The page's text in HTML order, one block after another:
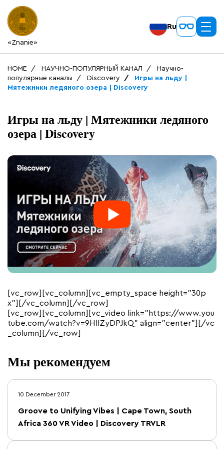
«Znanie»
Ru
HOME НАУЧНО-ПОПУЛЯРНЫЙ КАНАЛ
Научно-
популярные каналы
Discovery
Игры на льду |
Мятежники ледяного озера | Discovery
Игры на льду | Мятежники ледяного
озера | Discovery
[vc_row][vc_column][vc_empty_space height=”30p
x”][/vc_column][/vc_row]
[vc_row][vc_column][vc_video link=”https://www.you
tube.com/watch?v=9HlIZyDPJkQ” align=”center”][/vc
_column][/vc_row]
Мы рекомендуем
10 December 2017
Groove to Unifying Vibes | Cape Town, South
Africa 360 VR Video | Discovery TRVLR